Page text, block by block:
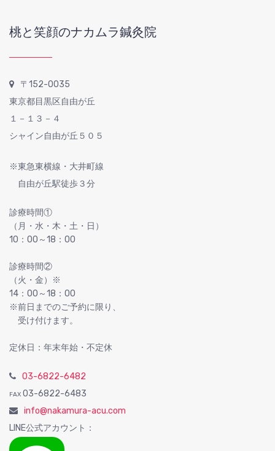
桃と笑顔のナカムラ鍼灸院
〒152-0035
東京都目黒区自由が丘
１－１３－４
シャイン自由が丘５０５
※東急東横線・大井町線
自由が丘駅徒歩３分
診療時間①
（月・水・木・土・日）
10：00～18：00
診療時間②
（火・金）※
14：00～18：00
※前日までのご予約に限り、
受け付けます。
定休日：年末年始・不定休
03-6822-6482
FAX 03-6822-6483
info@nakamura-acu.com
LINE公式アカウント：